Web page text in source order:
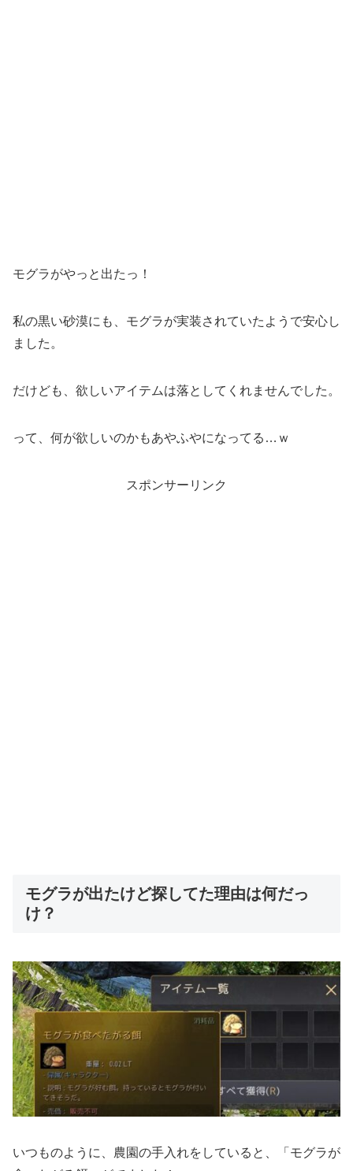
モグラがやっと出たっ！
私の黒い砂漠にも、モグラが実装されていたようで安心し
ました。
だけども、欲しいアイテムは落としてくれませんでした。
って、何が欲しいのかもあやふやになってる…ｗ
スポンサーリンク
モグラが出たけど探してた理由は何だっ
け？
いつものように、農園の手入れをしていると、「モグラが